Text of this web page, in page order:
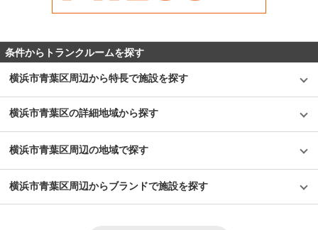
条件からトランクルームを探す
横浜市青葉区周辺から特長で施設を探す
横浜市青葉区の詳細地域から探す
横浜市青葉区周辺の地域で探す
横浜市青葉区周辺からブランドで施設を探す